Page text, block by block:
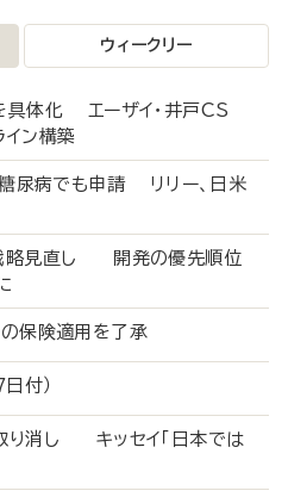
ウィークリー
具体化 エーザイ・井戸CS
イン構築
尿病でも申請 リリー、日米
戦略見直し 開発の優先順位
の保険適用を了承
7日付）
り消し キッセイ「日本では